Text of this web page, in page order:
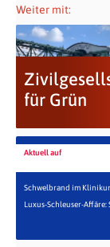
Weiter mit:
für Grün
Aktuell auf
Schwelbrand im
Luxus-Schleuser-